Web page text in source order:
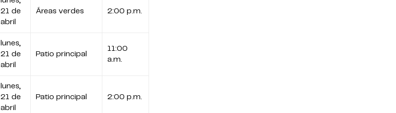
21 de
abril
Áreas verdes 2:00 p.m.
lunes,
21 de
abril
Patio principal
11:00
a.m.
lunes,
21 de
abril
Patio principal 2:00 p.m.